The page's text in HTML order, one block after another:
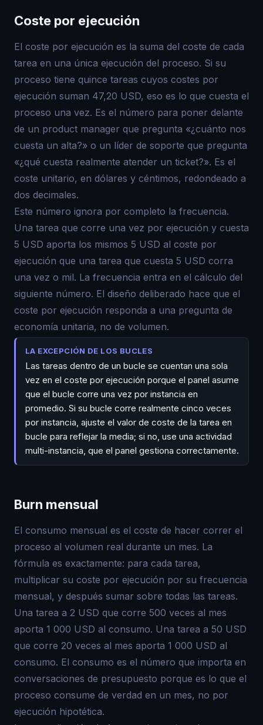
Coste por ejecución
El coste por ejecución es la suma del coste de cada
tarea en una única ejecución del proceso. Si su
proceso tiene quince tareas cuyos costes por
ejecución suman 47,20 USD, eso es lo que cuesta el
proceso una vez. Es el número para poner delante
de un product manager que pregunta «¿cuánto nos
cuesta un alta?» o un líder de soporte que pregunta
«¿qué cuesta realmente atender un ticket?». Es el
coste unitario, en dólares y céntimos, redondeado a
dos decimales.
Este número ignora por completo la frecuencia.
Una tarea que corre una vez por ejecución y cuesta
5 USD aporta los mismos 5 USD al coste por
ejecución que una tarea que cuesta 5 USD corra
una vez o mil. La frecuencia entra en el cálculo del
siguiente número. El diseño deliberado hace que el
coste por ejecución responda a una pregunta de
economía unitaria, no de volumen.
LA EXCEPCIÓN DE LOS BUCLES
Las tareas dentro de un bucle se cuentan una sola
vez en el coste por ejecución porque el panel asume
que el bucle corre una vez por instancia en
promedio. Si su bucle corre realmente cinco veces
por instancia, ajuste el valor de coste de la tarea en
bucle para reflejar la media; si no, use una actividad
multi-instancia, que el panel gestiona correctamente.
Burn mensual
El consumo mensual es el coste de hacer correr el
proceso al volumen real durante un mes. La
fórmula es exactamente: para cada tarea,
multiplicar su coste por ejecución por su frecuencia
mensual, y después sumar sobre todas las tareas.
Una tarea a 2 USD que corre 500 veces al mes
aporta 1 000 USD al consumo. Una tarea a 50 USD
que corre 20 veces al mes aporta 1 000 USD al
consumo. El consumo es el número que importa en
conversaciones de presupuesto porque es lo que el
proceso consume de verdad en un mes, no por
ejecución hipotética.